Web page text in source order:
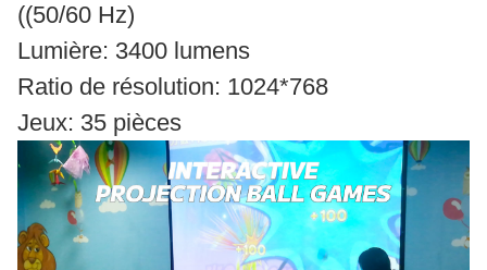
((50/60 Hz)
Lumière: 3400 lumens
Ratio de résolution: 1024*768
Jeux: 35 pièces